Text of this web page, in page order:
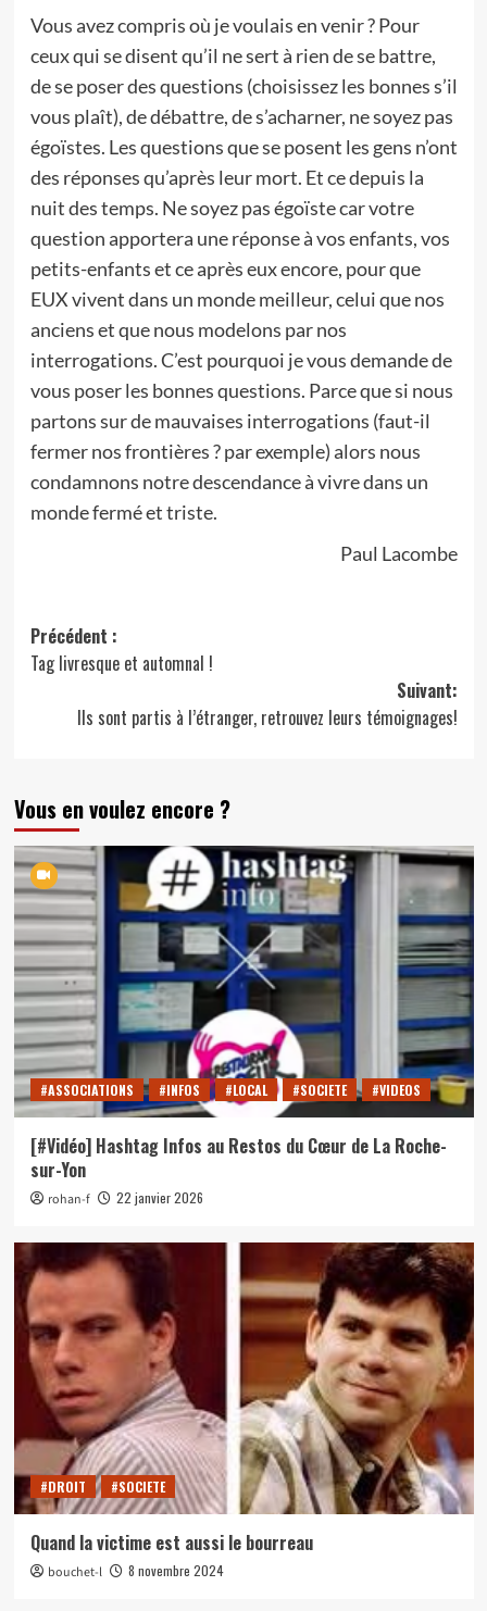
Vous avez compris où je voulais en venir ? Pour
ceux qui se disent qu’il ne sert à rien de se battre,
de se poser des questions (choisissez les bonnes s’il
vous plaît), de débattre, de s’acharner, ne soyez pas
égoïstes. Les questions que se posent les gens n’ont
des réponses qu’après leur mort. Et ce depuis la
nuit des temps. Ne soyez pas égoïste car votre
question apportera une réponse à vos enfants, vos
petits-enfants et ce après eux encore, pour que
EUX vivent dans un monde meilleur, celui que nos
anciens et que nous modelons par nos
interrogations. C’est pourquoi je vous demande de
vous poser les bonnes questions. Parce que si nous
partons sur de mauvaises interrogations (faut-il
fermer nos frontières ? par exemple) alors nous
condamnons notre descendance à vivre dans un
monde fermé et triste.
Paul Lacombe
Navigation
d’article
Précédent :
Tag livresque et automnal !
Suivant:
Ils sont partis à l’étranger, retrouvez leurs témoignages!
Vous en voulez encore ?
#ASSOCIATIONS #INFOS #LOCAL #SOCIETE #VIDEOS
[#Vidéo] Hashtag Infos au Restos du Cœur de La Roche-
sur-Yon
rohan-f 22 janvier 2026
#DROIT #SOCIETE
Quand la victime est aussi le bourreau
bouchet-l 8 novembre 2024